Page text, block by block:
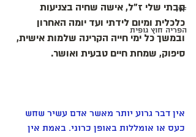
IVF
הפריה חוץ גופית
סבתי שלי ז"ל, אישה שחיה בצניעות
כלכלית ומיום לידתי ועד יומה האחרון
ובמשך כל ימי חייה הקרינה שלמות אישית,
סיפוק, שמחת חיים טבעית ואושר.
אין דבר גרוע יותר מאשר אדם עשיר שחש
כעס או אומללות באופן כרוני. באמת אין